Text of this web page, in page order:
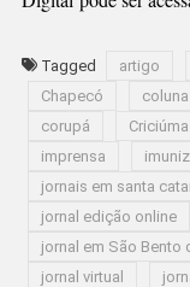
Tagged artigo
Chapecó
coluna
corupá
Criciúma
imprensa
jornais em santa
jornal edição online
jornal em São Bento
jornal virtual